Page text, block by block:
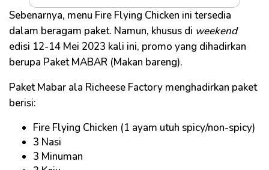
Sebenarnya, menu Fire Flying Chicken ini tersedia
dalam beragam paket. Namun, khusus di weekend
edisi 12-14 Mei 2023 kali ini, promo yang dihadirkan
berupa Paket MABAR (Makan bareng).
Paket Mabar ala Richeese Factory menghadirkan paket
berisi:
Fire Flying Chicken (1 ayam utuh spicy/non-spicy)
3 Nasi
3 Minuman